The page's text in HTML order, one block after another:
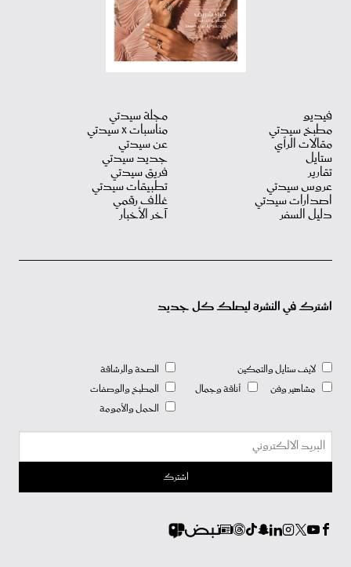
فيديو
مطبخ سيدتي
مقالات الرأي
ستايل
تقارير
عروس سيدتي
اصدارات سيدتي
دليل السفر
مجلة سيدتي
مناسبات X سيدتي
عن سيدتي
جديد سيدتي
فريق سيدتي
تطبيقات سيدتي
غلاف رقمي
آخر الأخبار
اشترك في النشرة ليصلك كل جديد
لايف ستايل والتمكين
مشاهير وفن
أناقة وجمال
الصحة والرشاقة
المطبخ والوصفات
الحمل والأمومة